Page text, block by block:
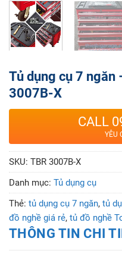
Tủ dụng cụ 7 ngăn
3007B-X
CALL
YÊU
SKU: TBR 3007B-X
Danh mục: Tủ dụng cụ
Thẻ: tủ dụng cụ 7 ngăn, tủ
đồ nghề giá rẻ, tủ đồ nghề
THÔNG TIN CHI